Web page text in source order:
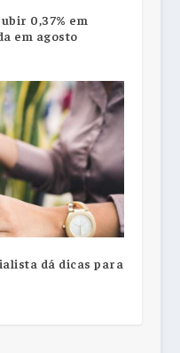
0,37% em
em agosto
dá dicas para